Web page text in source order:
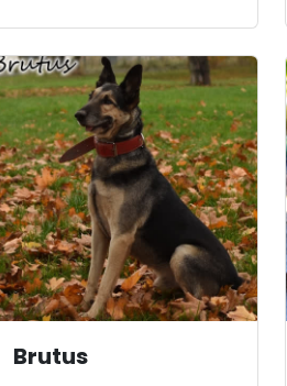
Brutus